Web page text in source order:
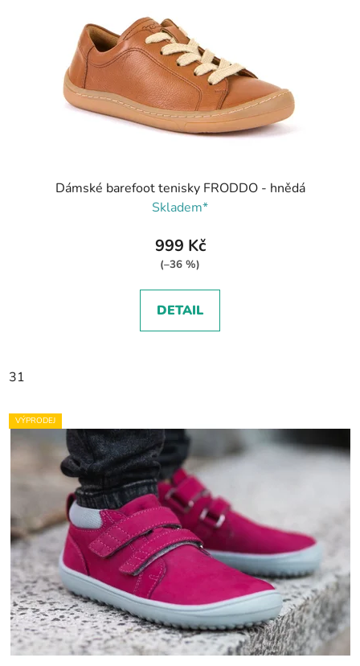
Dámské barefoot tenisky FRODDO - hnědá
Skladem*
999 Kč
(–36 %)
DETAIL
31
VÝPRODEJ